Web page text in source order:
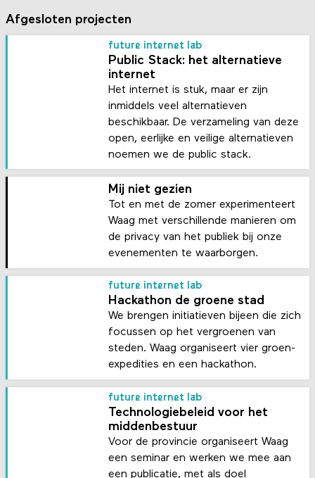
Afgesloten projecten
future internet lab
Public Stack: het alternatieve
internet
Het internet is stuk, maar er zijn
inmiddels veel alternatieven
beschikbaar. De verzameling van deze
open, eerlijke en veilige alternatieven
noemen we de public stack.
Mij niet gezien
Tot en met de zomer experimenteert
Waag met verschillende manieren om
de privacy van het publiek bij onze
evenementen te waarborgen.
future internet lab
Hackathon de groene stad
We brengen initiatieven bijeen die zich
focussen op het vergroenen van
steden. Waag organiseert vier groen-
expedities en een hackathon.
future internet lab
Technologiebeleid voor het
middenbestuur
Voor de provincie organiseert Waag
een seminar en werken we mee aan
een publicatie, met als doel